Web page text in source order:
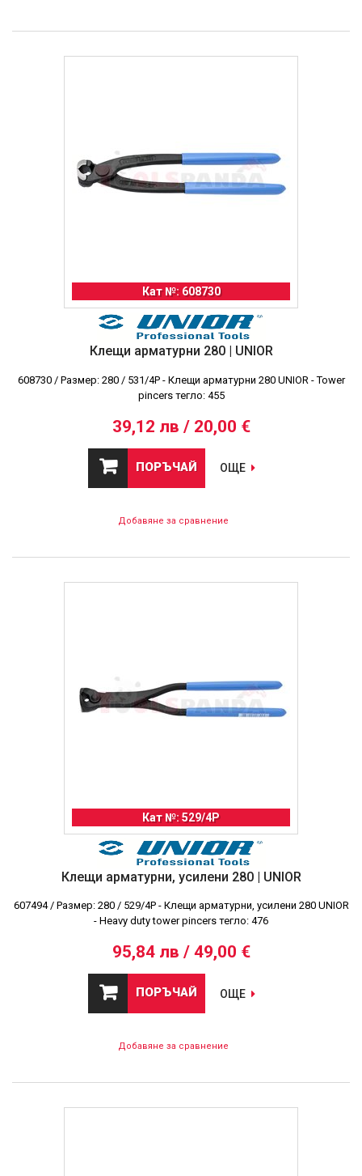
Кат №: 608730
Клещи арматурни 280 | UNIOR
608730 / Размер: 280 / 531/4P - Клещи арматурни 280 UNIOR - Tower
pincers тегло: 455
39,12 лв / 20,00 €
ПОРЪЧАЙ ОЩЕ
Добавяне за сравнение
Кат №: 529/4P
Клещи арматурни, усилени 280 | UNIOR
607494 / Размер: 280 / 529/4P - Клещи арматурни, усилени 280 UNIOR
- Heavy duty tower pincers тегло: 476
95,84 лв / 49,00 €
ПОРЪЧАЙ ОЩЕ
Добавяне за сравнение